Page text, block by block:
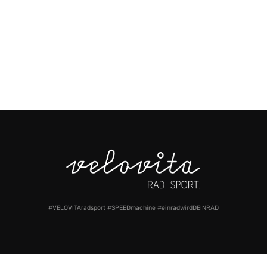
#VELOVITAradsport #SPEEDmachine #einradwirdDEINRAD